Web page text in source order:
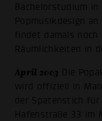
Bachelorstudium in
Popmusikdesign
findet damals noch
Räumlichkeiten in
April 2003 Die
wird offiziell in
der Spatenstich für
Hafenstraße 33 im